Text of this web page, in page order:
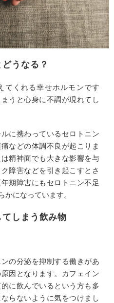
うなる？
てくれる幸せホルモンです
うと心身に不調が現れてし
に携わっているセロトニン
などの体調不良が起こりま
精神面でも大きな影響を与
障害などを引き起こすとさ
期障害にもセロトニン不足
かになっています。
しまう飲み物
の分泌を抑制する働きがあ
因となります。カフェイン
に飲んでいるという方も多
らないように気をつけまし